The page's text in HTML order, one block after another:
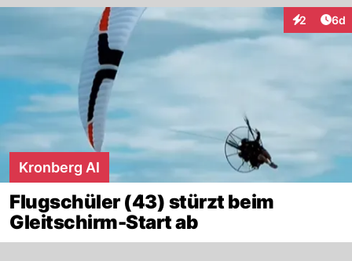
2 6d
Kronberg AI
Flugschüler (43) stürzt beim
Gleitschirm-Start ab